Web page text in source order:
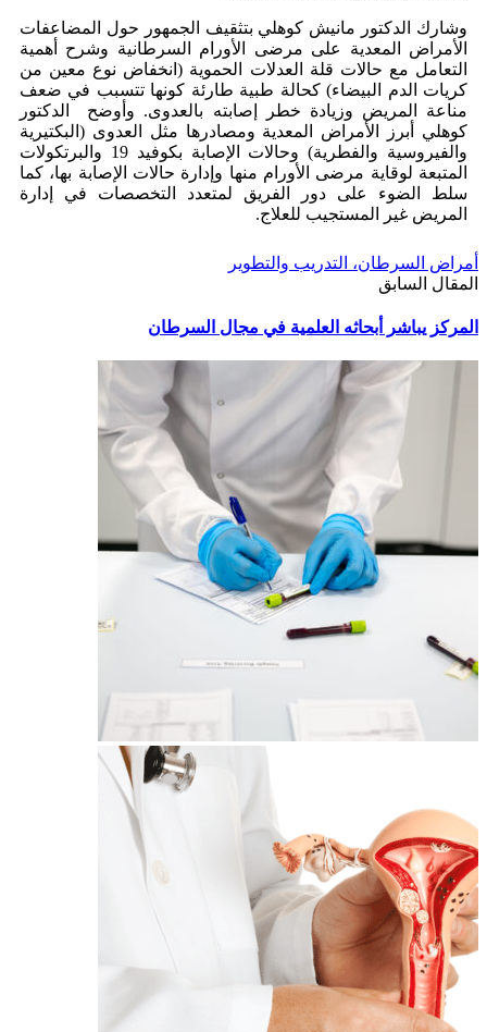
وشارك الدكتور مانيش كوهلي بتثقيف الجمهور حول المضاعفات
الأمراض المعدية على مرضى الأورام السرطانية وشرح أهمية
التعامل مع حالات قلة العدلات الحموية (انخفاض نوع معين من
كريات الدم البيضاء) كحالة طبية طارئة كونها تتسبب في ضعف
مناعة المريض وزيادة خطر إصابته بالعدوى. وأوضح الدكتور
كوهلي أبرز الأمراض المعدية ومصادرها مثل العدوى (البكتيرية
والفيروسية والفطرية) وحالات الإصابة بكوفيد 19 والبرتكولات
المتبعة لوقاية مرضى الأورام منها وإدارة حالات الإصابة بها، كما
سلط الضوء على دور الفريق لمتعدد التخصصات في إدارة
المريض غير المستجيب للعلاج.
أمراض السرطان، التدريب والتطوير
المقال السابق
المركز يباشر أبحاثه العلمية في مجال السرطان